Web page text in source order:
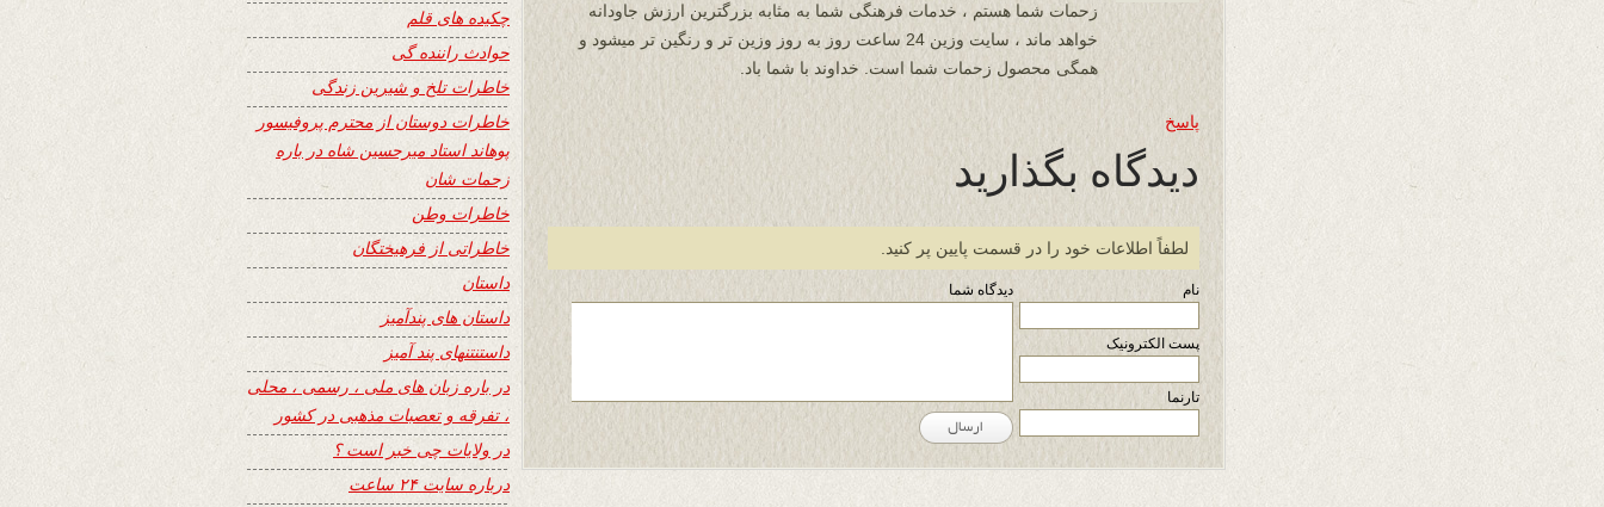
زحمات شما هستم ، خدمات فرهنگی شما به مثابه بزرگترین ارزش جاودانه
خواهد ماند ، سایت وزین 24 ساعت روز به روز وزین تر و رنگین تر میشود و
همگی محصول زحمات شما است. خداوند با شما باد.
پاسخ
دیدگاه بگذارید
لطفاً اطلاعات خود را در قسمت پایین پر کنید.
نام
پست الکترونیک
تارنما
دیدگاه شما
چکیده های قلم
حوادث راننده گی
خاطرات تلخ و شیرین زندگی
خاطرات دوستان از محترم پروفیسور
پوهاند استاد میرحسین شاه در باره
زحمات شان
خاطرات وطن
خاطراتی از فرهیختگان
داستان
داستان های پندآمیز
داستنتنهای پند آمیز
در باره زبان های ملی ، رسمی ، محلی
، تفرقه و تعصبات مذهبی در کشور
در ولایات چی خبر است ؟
درباره سایت ۲۴ ساعت